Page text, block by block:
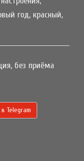
год, красный,
без приёма
Telegram